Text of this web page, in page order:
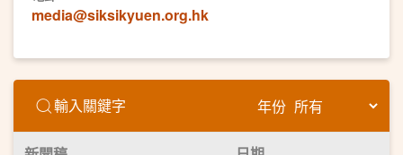
media@siksikyuen.org.hk
年份